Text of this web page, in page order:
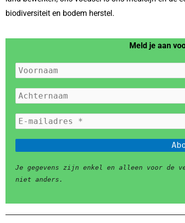
biodiversiteit en bodem herstel.
Meld je aan
Je gegevens zijn enkel en alleen voor de
niet anders.